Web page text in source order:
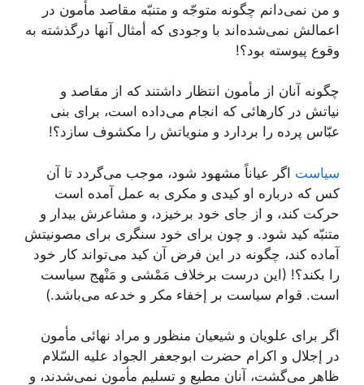
و من نمى‌دانم چگونه متوجّه و متنبّه مقاصد مأمون در
اعمالش نمى‌شده‌اند با وجودى كه أمثال آنها درگذشته به
وقوع پیوسته بود؟!
چگونه آنان از مأمون انتظار داشتند كه از مقاصد و
نیاتش در كارهائى كه انجام مى‌داده است، براى بنى
عبّاس پرده را بردارد و منویاتش را مكشوف سازد؟!
سیاست اگر عیاناً مشهود شود، موجب مى‌گردد تا آن
كس كه درباره او كیدى و مكرى به عمل آمده است
حركت كند، و از جاى خود برخیزد، و مشاعرش بیدار و
متنبّه كید شود. و چون براى خود سنگرى براى مصونیتش
آماده كند، چگونه در این فرض آن كید مى‌تواند كار خود
را بكند؟! (این درست برخلاف مَمْشى‌ و مَنْهج سیاست
است. قوام سیاست بر إخفاء مكر و خدعه مى‌باشد.)
اگر براى علویان و شیعیان منظور و مراد نهائى مأمون
در إجلال و اكرام حضرت ابوجعفر الجواد علیه السّلام
ظاهر مى‌گشت، آنان مطیع و تسلیم مأمون نمى‌شدند، و